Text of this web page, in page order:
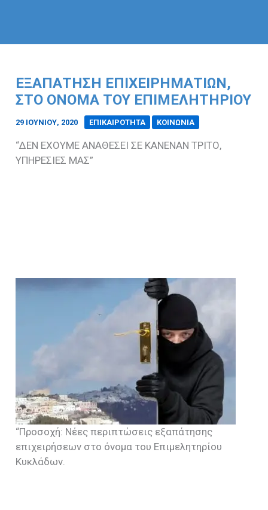
ΕΞΑΠΑΤΗΣΗ ΕΠΙΧΕΙΡΗΜΑΤΙΩΝ,
ΣΤΟ ΟΝΟΜΑ ΤΟΥ ΕΠΙΜΕΛΗΤΗΡΙΟΥ
29 ΙΟΥΝΊΟΥ, 2020 ΕΠΙΚΑΙΡΟΤΗΤΑ ΚΟΙΝΩΝΙΑ
“ΔΕΝ ΕΧΟΥΜΕ ΑΝΑΘΕΣΕΙ ΣΕ ΚΑΝΕΝΑΝ ΤΡΙΤΟ,
ΥΠΗΡΕΣΙΕΣ ΜΑΣ”
“Προσοχή: Νέες περιπτώσεις εξαπάτησης
επιχειρήσεων στο όνομα του Επιμελητηρίου
Κυκλάδων.